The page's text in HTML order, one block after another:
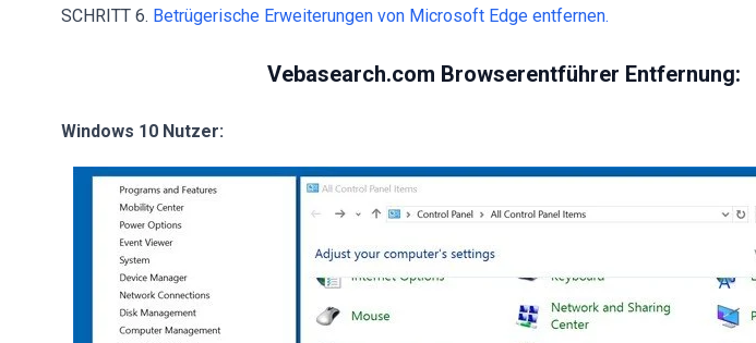
SCHRITT 6. Betrügerische Erweiterungen von Microsoft Edge entfernen.
Vebasearch.com Browserentführer Entfernung:
Windows 10 Nutzer: